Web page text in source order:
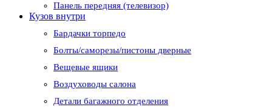
Панель передняя (телевизор)
Кузов внутри
Бардачки торпедо
Болты/саморезы/пистоны дверные
Вещевые ящики
Воздуховоды салона
Детали багажного отделения